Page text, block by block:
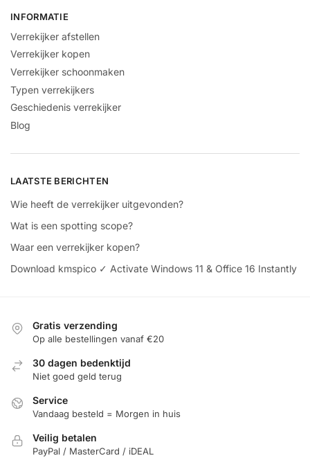
INFORMATIE
Verrekijker afstellen
Verrekijker kopen
Verrekijker schoonmaken
Typen verrekijkers
Geschiedenis verrekijker
Blog
LAATSTE BERICHTEN
Wie heeft de verrekijker uitgevonden?
Wat is een spotting scope?
Waar een verrekijker kopen?
Download kmspico ✓ Activate Windows 11 & Office 16 Instantly
Gratis verzending
Op alle bestellingen vanaf €20
30 dagen bedenktijd
Niet goed geld terug
Service
Vandaag besteld = Morgen in huis
Veilig betalen
PayPal / MasterCard / iDEAL